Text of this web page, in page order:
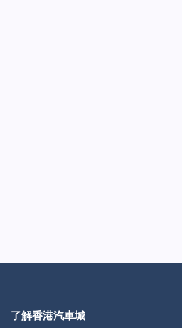
了解香港汽車城